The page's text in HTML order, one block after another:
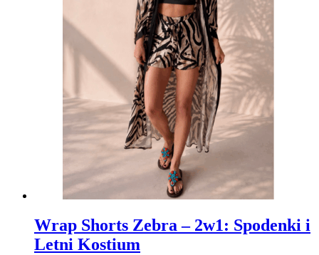
Wrap Shorts Zebra – 2w1: Spodenki i
Letni Kostium